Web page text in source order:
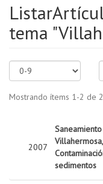
tema
Mostrando ítems 1-2 de 2
2007
sedimentos